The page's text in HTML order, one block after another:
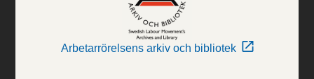
Arbetarrörelsens arkiv och bibliotek